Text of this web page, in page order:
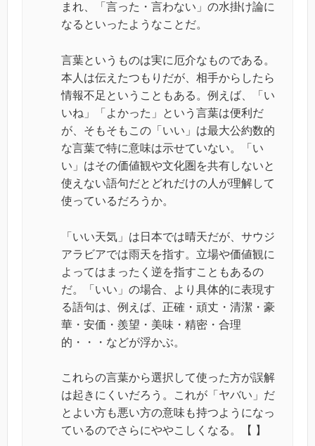
まれ、「言った・言わない」の水掛け論に
なるといったようなことだ。
言葉というものは実に厄介なものである。
本人は伝えたつもりだが、相手からしたら
情報不足ということもある。例えば、「い
いね」「よかった」という言葉は便利だ
が、そもそもこの「いい」は最大公約数的
な言葉で特に意味は示せていない。「い
い」はその価値観や文化圏を共有しないと
使えない語句だとどれだけの人が理解して
使っているだろうか。
「いい天気」は日本では晴天だが、サウジ
アラビアでは雨天を指す。立場や価値観に
よってはまったく逆を指すこともあるの
だ。「いい」の場合、より具体的に表現す
る語句は、例えば、正確・頑丈・清潔・豪
華・安価・羨望・美味・精密・合理
的・・・などが浮かぶ。
これらの言葉から選択して使った方が誤解
は起きにくいだろう。これが「ヤバい」だ
とよい方も悪い方の意味も持つようになっ
ているのでさらにややこしくなる。【 】